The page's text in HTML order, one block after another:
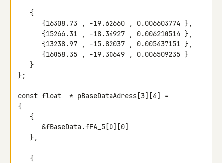
};
const float  * pBaseDataAdress[3][4] =
{